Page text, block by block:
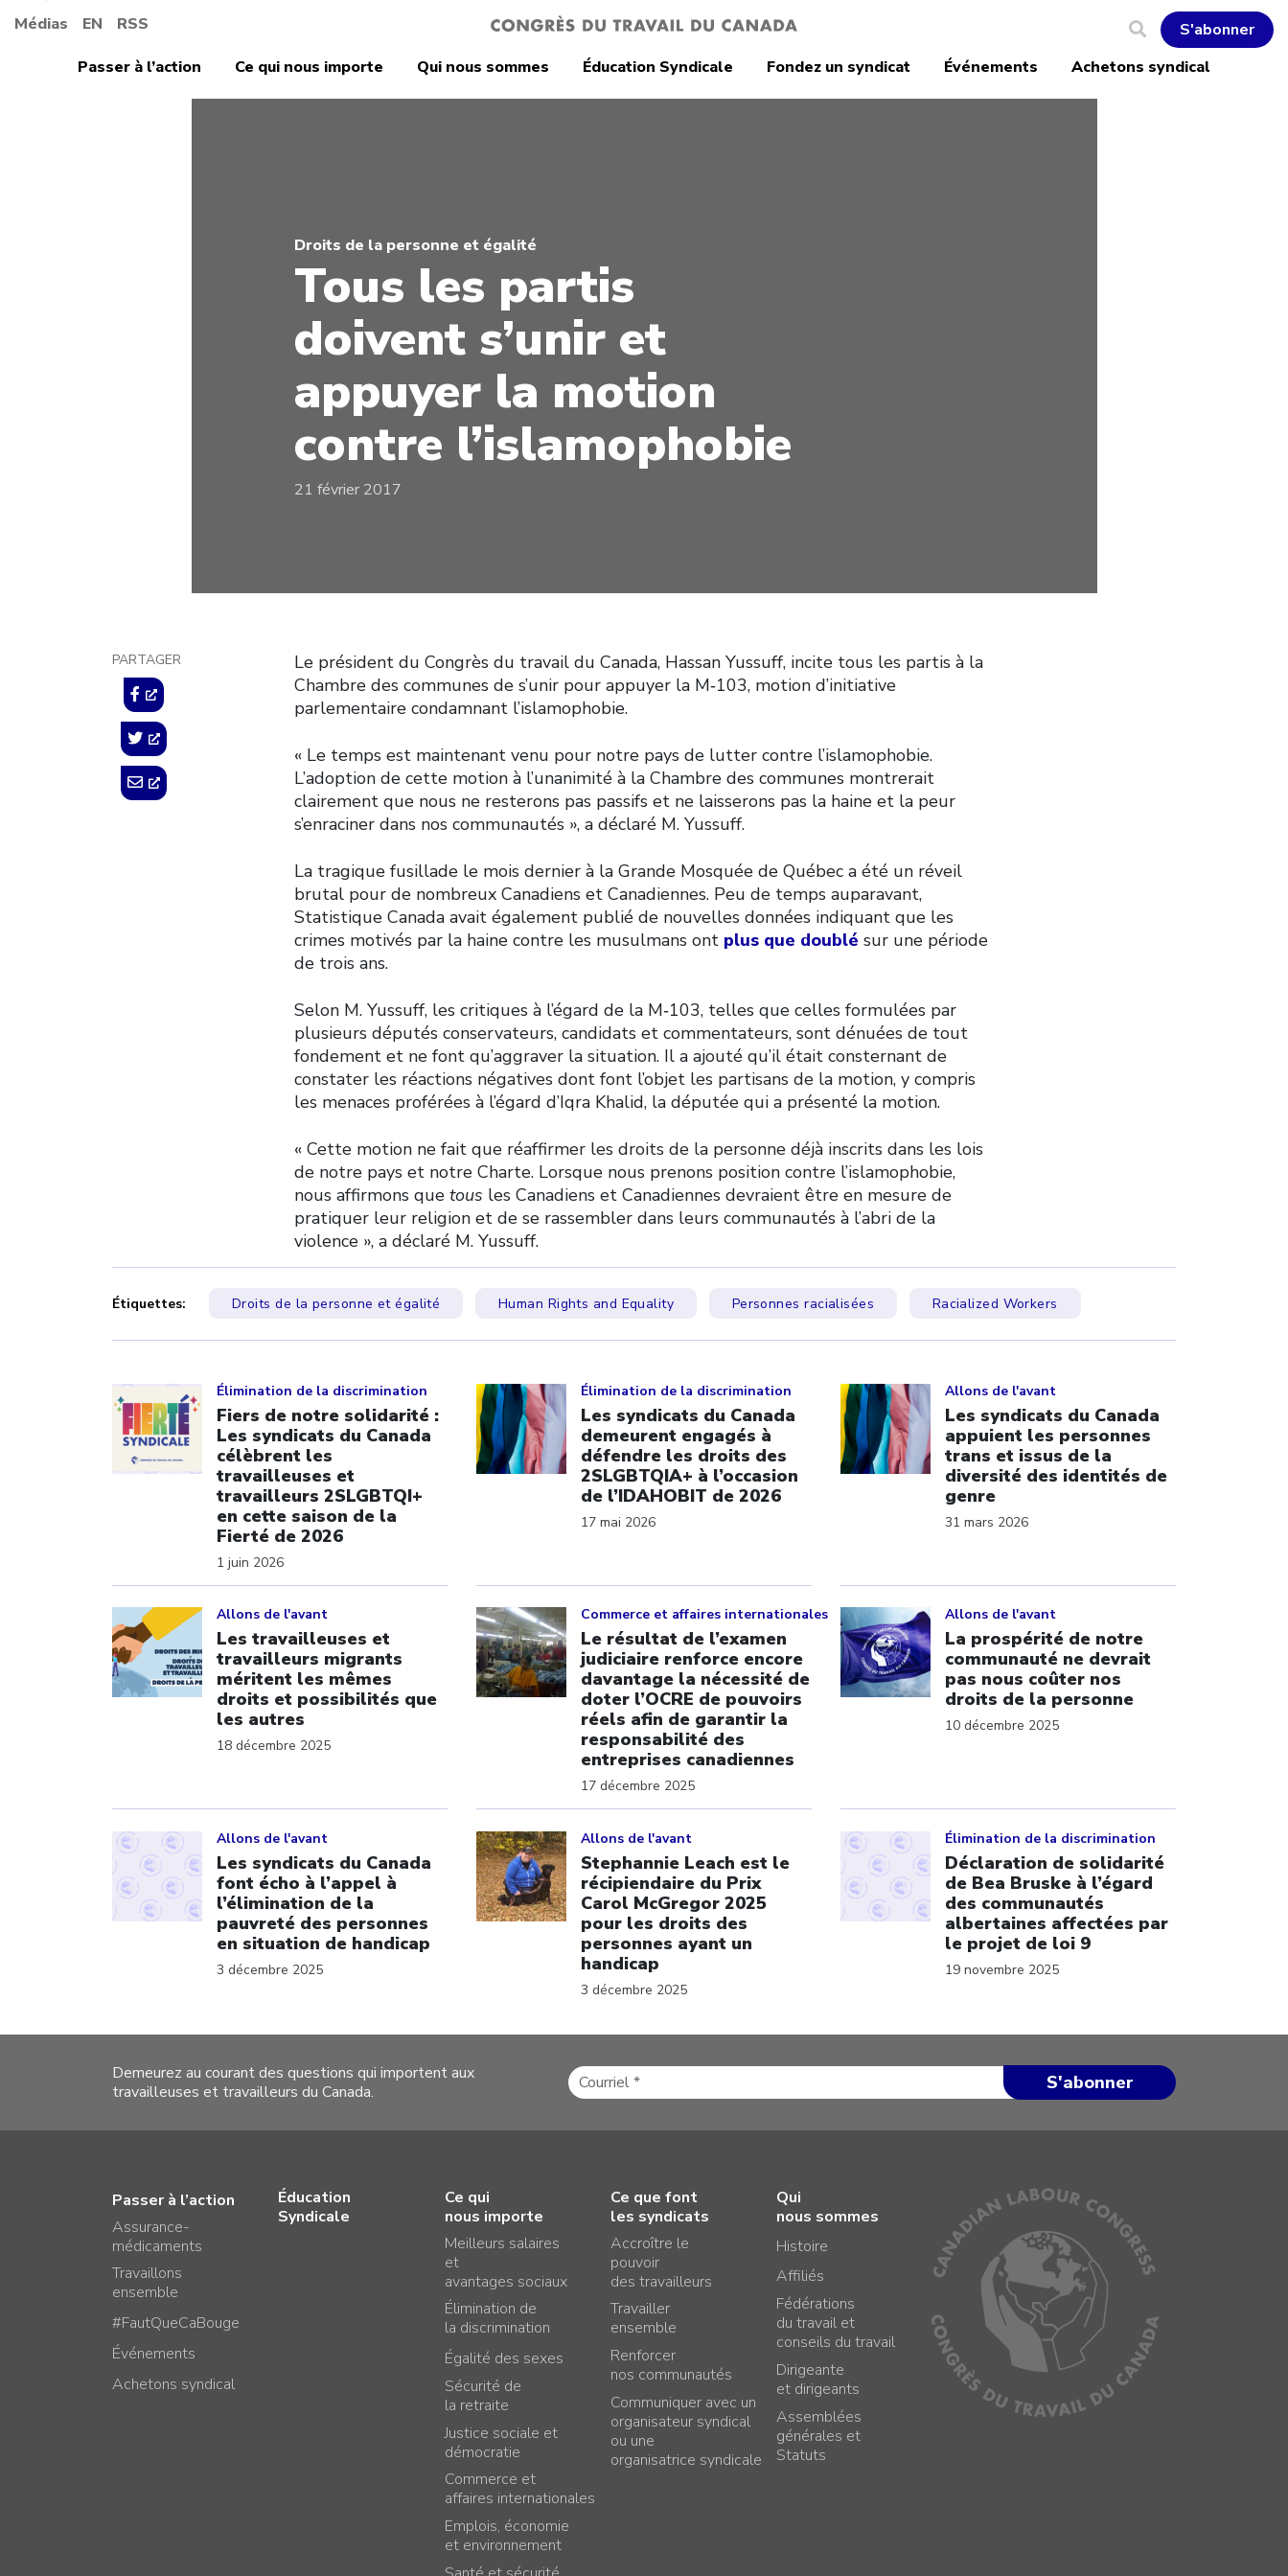
Médias EN RSS
S'abonner
Passer à l’action
Ce qui nous importe Qui nous sommes Éducation Syndicale Fondez un syndicat Événements Achetons syndical
Droits de la personne et égalité
Tous les partis
doivent s’unir et
appuyer la motion
contre l’islamophobie
21 février 2017
PARTAGER
Le président du Congrès du travail du Canada, Hassan Yussuff, incite tous les partis à la
Chambre des communes de s’unir pour appuyer la M‑103, motion d’initiative
parlementaire condamnant l’islamophobie.
« Le temps est maintenant venu pour notre pays de lutter contre l’islamophobie.
L’adoption de cette motion à l’unanimité à la Chambre des communes montrerait
clairement que nous ne resterons pas passifs et ne laisserons pas la haine et la peur
s’enraciner dans nos communautés », a déclaré M. Yussuff.
La tragique fusillade le mois dernier à la Grande Mosquée de Québec a été un réveil
brutal pour de nombreux Canadiens et Canadiennes. Peu de temps auparavant,
Statistique Canada avait également publié de nouvelles données indiquant que les
crimes motivés par la haine contre les musulmans ont plus que doublé sur une période
de trois ans.
Selon M. Yussuff, les critiques à l’égard de la M‑103, telles que celles formulées par
plusieurs députés conservateurs, candidats et commentateurs, sont dénuées de tout
fondement et ne font qu’aggraver la situation. Il a ajouté qu’il était consternant de
constater les réactions négatives dont font l’objet les partisans de la motion, y compris
les menaces proférées à l’égard d’Iqra Khalid, la députée qui a présenté la motion.
« Cette motion ne fait que réaffirmer les droits de la personne déjà inscrits dans les lois
de notre pays et notre Charte. Lorsque nous prenons position contre l’islamophobie,
nous affirmons que tous les Canadiens et Canadiennes devraient être en mesure de
pratiquer leur religion et de se rassembler dans leurs communautés à l’abri de la
violence », a déclaré M. Yussuff.
Étiquettes: Droits de la personne et égalité Human Rights and Equality Personnes racialisées Racialized Workers
Élimination de la discrimination
Fiers de notre solidarité :
Les syndicats du Canada
célèbrent les
travailleuses et
travailleurs 2SLGBTQI+
en cette saison de la
Fierté de 2026
1 juin 2026
Élimination de la discrimination
Les syndicats du Canada
demeurent engagés à
défendre les droits des
2SLGBTQIA+ à l’occasion
de l’IDAHOBIT de 2026
17 mai 2026
Allons de l'avant
Les syndicats du Canada
appuient les personnes
trans et issus de la
diversité des identités de
genre
31 mars 2026
Allons de l'avant
Les travailleuses et
travailleurs migrants
méritent les mêmes
droits et possibilités que
les autres
18 décembre 2025
Commerce et affaires internationales
Le résultat de l’examen
judiciaire renforce encore
davantage la nécessité de
doter l’OCRE de pouvoirs
réels afin de garantir la
responsabilité des
entreprises canadiennes
17 décembre 2025
Allons de l'avant
La prospérité de notre
communauté ne devrait
pas nous coûter nos
droits de la personne
10 décembre 2025
Allons de l'avant
Les syndicats du Canada
font écho à l’appel à
l’élimination de la
pauvreté des personnes
en situation de handicap
3 décembre 2025
Allons de l'avant
Stephannie Leach est le
récipiendaire du Prix
Carol McGregor 2025
pour les droits des
personnes ayant un
handicap
3 décembre 2025
Élimination de la discrimination
Déclaration de solidarité
de Bea Bruske à l’égard
des communautés
albertaines affectées par
le projet de loi 9
19 novembre 2025
Demeurez au courant des questions qui importent aux
travailleuses et travailleurs du Canada.
Passer à l’action
Assurance-
médicaments
Travaillons
ensemble
#FautQueCaBouge
Événements
Achetons syndical
Éducation
Syndicale
Ce qui
nous importe
Meilleurs salaires
et
avantages sociaux
Élimination de
la discrimination
Égalité des sexes
Sécurité de
la retraite
Justice sociale et
démocratie
Commerce et
affaires internationales
Emplois, économie
et environnement
Ce que font
les syndicats
Accroître le
pouvoir
des travailleurs
Travailler
ensemble
Renforcer
nos communautés
Communiquer avec un
organisateur syndical
ou une
organisatrice syndicale
Qui
nous sommes
Histoire
Affiliés
Fédérations
du travail et
conseils du travail
Dirigeante
et dirigeants
Assemblées
générales et
Statuts